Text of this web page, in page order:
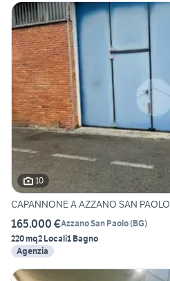
10
CAPANNONE A AZZANO SAN PAOLO
165.000 €Azzano San Paolo(BG)
220 mq2 Locali1 Bagno
Agenzia